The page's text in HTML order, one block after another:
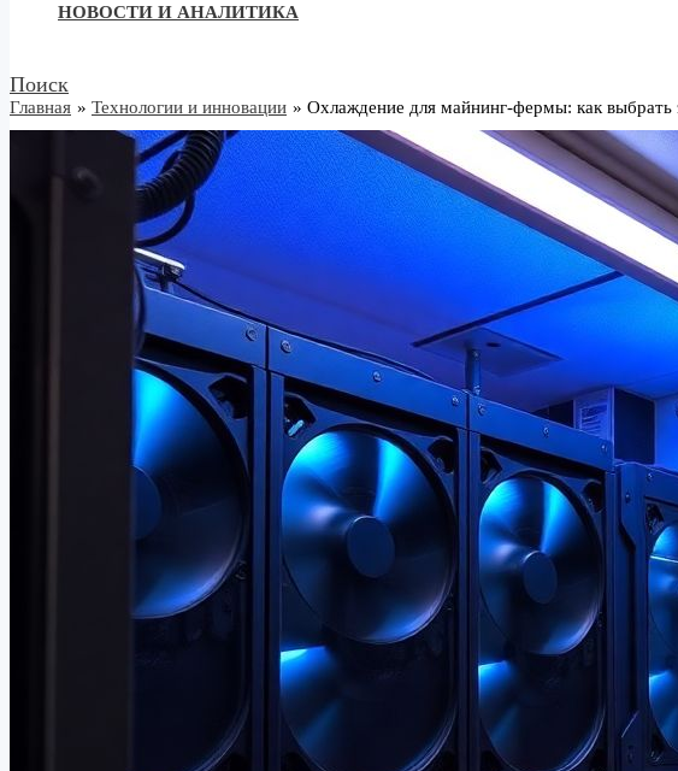
НОВОСТИ И АНАЛИТИКА
Поиск
Главная Технологии и инновации Охлаждение для майнинг-фермы: как выбрать